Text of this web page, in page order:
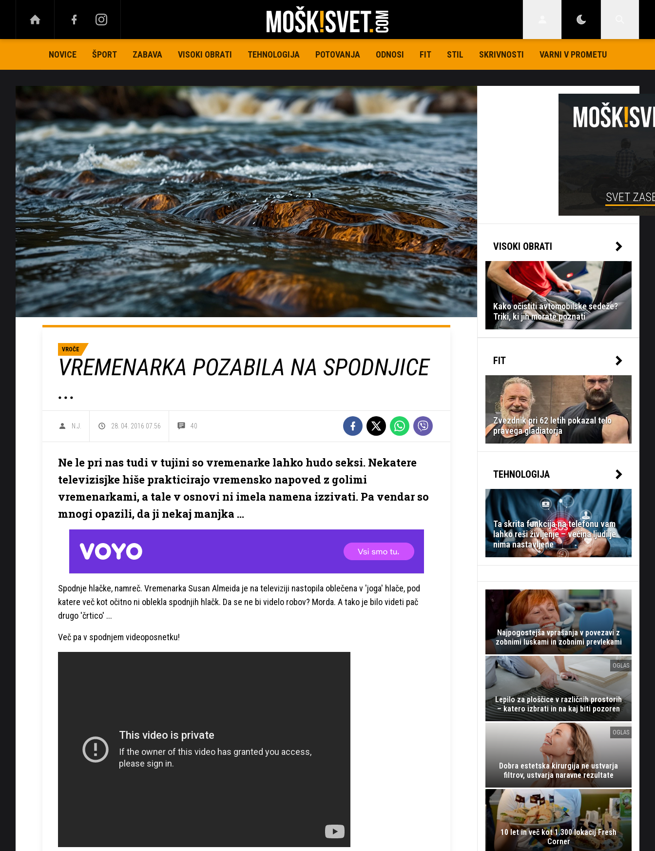
NOVICE ŠPORT ZABAVA VISOKI OBRATI TEHNOLOGIJA POTOVANJA ODNOSI FIT STIL SKRIVNOSTI VARNI V PROMETU
VROČE
VREMENARKA POZABILA NA SPODNJICE
...
N.J. 28. 04. 2016 07.56 40
Ne le pri nas tudi v tujini so vremenarke lahko hudo seksi. Nekatere
televizisjke hiše prakticirajo vremensko napoved z golimi
vremenarkami, a tale v osnovi ni imela namena izzivati. Pa vendar so
mnogi opazili, da ji nekaj manjka ...
Spodnje hlačke, namreč. Vremenarka Susan Almeida je na televiziji nastopila oblečena v 'joga' hlače, pod
katere več kot očitno ni oblekla spodnjih hlačk. Da se ne bi videlo robov? Morda. A tako je bilo videti pač
drugo 'črtico' ...
Več pa v spodnjem videoposnetku!
VISOKI OBRATI
Kako očistiti avtomobilske sedeže?
Triki, ki jih morate poznati
FIT
Zvezdnik pri 62 letih pokazal telo
pravega gladiatorja
TEHNOLOGIJA
Ta skrita funkcija na telefonu vam
lahko reši življenje – večina ljudi je
nima nastavljene
Najpogostejša vprašanja v povezavi z
zobnimi luskami in zobnimi prevlekami
OGLAS
Lepilo za ploščice v različnih prostorih
– katero izbrati in na kaj biti pozoren
OGLAS
Dobra estetska kirurgija ne ustvarja
filtrov, ustvarja naravne rezultate
10 let in več kot 1.300 lokacij Fresh
Corner